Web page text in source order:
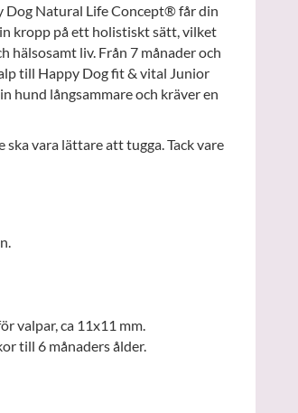
Dog Natural Life Concept® får din
kropp på ett holistiskt sätt, vilket
hälsosamt liv. Från 7 månader och
till Happy Dog fit & vital Junior
hund långsammare och kräver en
vara lättare att tugga. Tack vare
valpar, ca 11x11 mm.
till 6 månaders ålder.